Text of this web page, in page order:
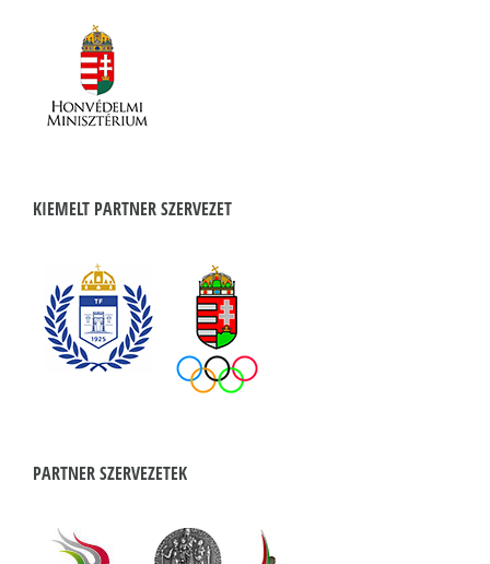
KIEMELT PARTNER SZERVEZET
PARTNER SZERVEZETEK